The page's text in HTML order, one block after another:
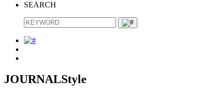
SEARCH
JOURNALStyle